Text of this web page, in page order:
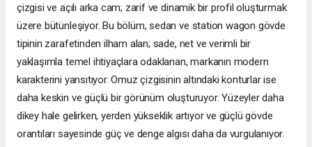
çizgisi ve açılı arka cam; zarif ve dinamik bir profil oluşturmak
üzere bütünleşiyor. Bu bölüm, sedan ve station wagon gövde
tipinin zarafetinden ilham alan; sade, net ve verimli bir
yaklaşımla temel ihtiyaçlara odaklanan, markanın modern
karakterini yansıtıyor. Omuz çizgisinin altındaki konturlar ise
daha keskin ve güçlü bir görünüm oluşturuyor. Yüzeyler daha
dikey hale gelirken, yerden yükseklik artıyor ve güçlü gövde
orantıları sayesinde güç ve denge algısı daha da vurgulanıyor.